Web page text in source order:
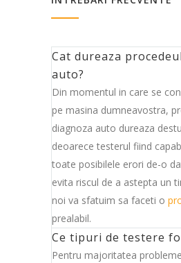
Cat dureaza
auto?
Din momentul in care se
pe masina dumneavostra,
diagnoza auto dureaza
deoarece testerul fiind
toate posibilele erori de-o
evita riscul de a astepta un
noi va sfatuim sa faceti o
prealabil.
Ce tipuri de testere
Pentru majoritatea